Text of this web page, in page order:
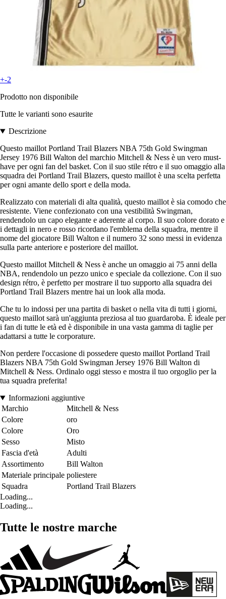
+-2
Prodotto non disponibile
Tutte le varianti sono esaurite
Descrizione
Questo maillot Portland Trail Blazers NBA 75th Gold Swingman
Jersey 1976 Bill Walton del marchio Mitchell & Ness è un vero must-
have per ogni fan del basket. Con il suo stile rétro e il suo omaggio alla
squadra dei Portland Trail Blazers, questo maillot è una scelta perfetta
per ogni amante dello sport e della moda.
Realizzato con materiali di alta qualità, questo maillot è sia comodo che
resistente. Viene confezionato con una vestibilità Swingman,
rendendolo un capo elegante e aderente al corpo. Il suo colore dorato e
i dettagli in nero e rosso ricordano l'emblema della squadra, mentre il
nome del giocatore Bill Walton e il numero 32 sono messi in evidenza
sulla parte anteriore e posteriore del maillot.
Questo maillot Mitchell & Ness è anche un omaggio ai 75 anni della
NBA, rendendolo un pezzo unico e speciale da collezione. Con il suo
design rétro, è perfetto per mostrare il tuo supporto alla squadra dei
Portland Trail Blazers mentre hai un look alla moda.
Che tu lo indossi per una partita di basket o nella vita di tutti i giorni,
questo maillot sarà un'aggiunta preziosa al tuo guardaroba. È ideale per
i fan di tutte le età ed è disponibile in una vasta gamma di taglie per
adattarsi a tutte le corporature.
Non perdere l'occasione di possedere questo maillot Portland Trail
Blazers NBA 75th Gold Swingman Jersey 1976 Bill Walton di
Mitchell & Ness. Ordinalo oggi stesso e mostra il tuo orgoglio per la
tua squadra preferita!
Informazioni aggiuntive
Marchio
Mitchell & Ness
Colore
oro
Colore
Oro
Sesso
Misto
Fascia d'età
Adulti
Assortimento
Bill Walton
Materiale principale poliestere
Squadra
Portland Trail Blazers
Loading...
Loading...
Tutte le nostre marche